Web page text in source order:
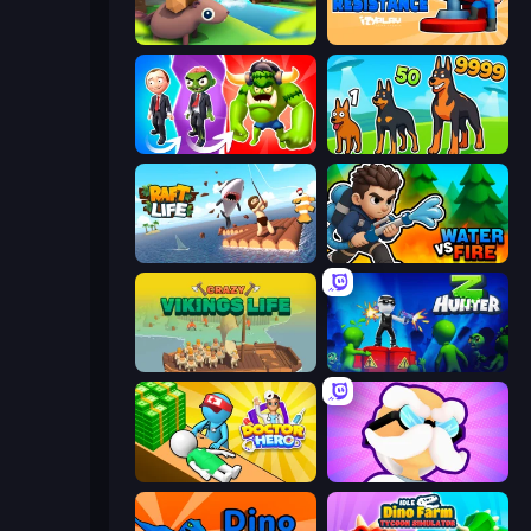
Beaver Builder Human Resistance
Infection Town of Zombies Dogs vs Aliens
Raft Life Water vs Fire
Crazy Vikings Life Z Hunter
Doctor Hero Mutant Idle